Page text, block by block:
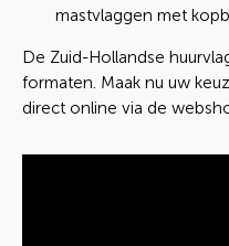
mastvlaggen met
De Zuid-Hollandse
formaten. Maak nu uw
direct online via de